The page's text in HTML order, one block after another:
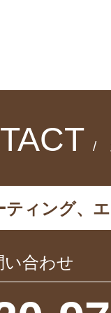
/
ティング、
い合わせ